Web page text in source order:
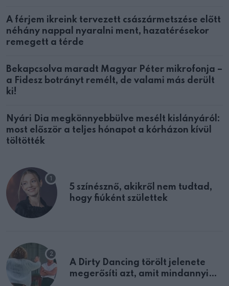
A férjem ikreink tervezett császármetszése előtt
néhány nappal nyaralni ment, hazatérésekor
remegett a térde
Bekapcsolva maradt Magyar Péter mikrofonja –
a Fidesz botrányt remélt, de valami más derült
ki!
Nyári Dia megkönnyebbülve mesélt kislányáról:
most először a teljes hónapot a kórházon kívül
töltötték
5 színésznő, akikről nem tudtad,
hogy fiúként születtek
A Dirty Dancing törölt jelenete
megerősíti azt, amit mindannyian